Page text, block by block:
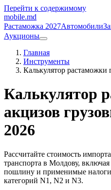
Перейти к содержимому
mobile.md
Растаможка 2027Автомобили
Аукционы
Главная
Инструменты
Калькулятор растаможки
Калькулятор
акцизов
2026
Рассчитайте стоимость
транспорта в Молдову,
пошлину и применимые
категорий N1, N2 и N3.